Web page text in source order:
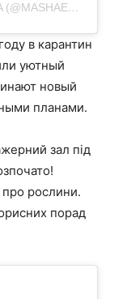
A POST SHARED BY MASHA EFROSININA (@MASHAEFROSININA)
в карантин
уютный
новый
планами.
зал під
про рослини.
порад